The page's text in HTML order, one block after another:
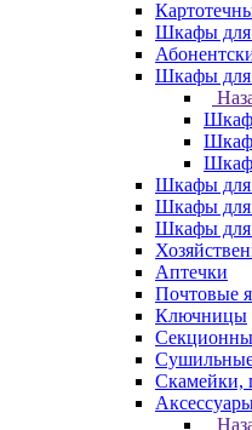
Шкафы для
Шкафы для
Шкафы для
Шкафы для
Шкафы для
Аптечки
Почтовые
Ключницы
Скамейки,